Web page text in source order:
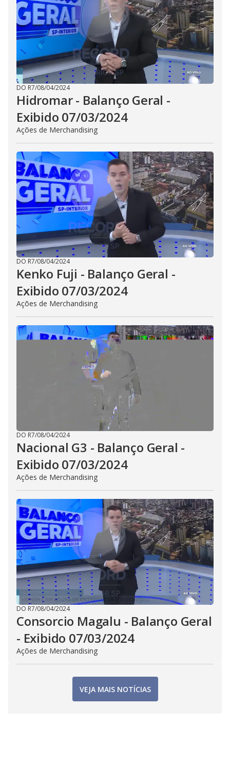
DO R7/08/04/2024
Hidromar - Balanço Geral -
Exibido 07/03/2024
Ações de Merchandising
DO R7/08/04/2024
Kenko Fuji - Balanço Geral -
Exibido 07/03/2024
Ações de Merchandising
DO R7/08/04/2024
Nacional G3 - Balanço Geral -
Exibido 07/03/2024
Ações de Merchandising
DO R7/08/04/2024
Consorcio Magalu - Balanço Geral
- Exibido 07/03/2024
Ações de Merchandising
VEJA MAIS NOTÍCIAS